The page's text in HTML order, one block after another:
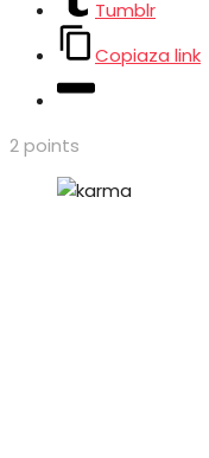
Tumblr
Copiaza link
2points